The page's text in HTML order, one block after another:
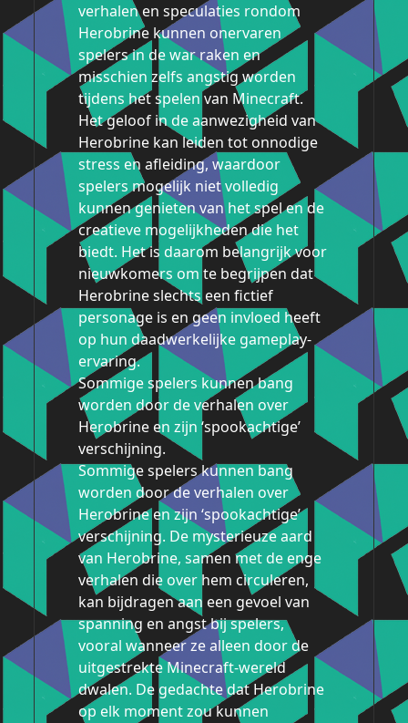
verhalen en speculaties rondom
Herobrine kunnen onervaren
spelers in de war raken en
misschien zelfs angstig worden
tijdens het spelen van Minecraft.
Het geloof in de aanwezigheid van
Herobrine kan leiden tot onnodige
stress en afleiding, waardoor
spelers mogelijk niet volledig
kunnen genieten van het spel en de
creatieve mogelijkheden die het
biedt. Het is daarom belangrijk voor
nieuwkomers om te begrijpen dat
Herobrine slechts een fictief
personage is en geen invloed heeft
op hun daadwerkelijke gameplay-
ervaring.
Sommige spelers kunnen bang
worden door de verhalen over
Herobrine en zijn ‘spookachtige’
verschijning.
Sommige spelers kunnen bang
worden door de verhalen over
Herobrine en zijn ‘spookachtige’
verschijning. De mysterieuze aard
van Herobrine, samen met de enge
verhalen die over hem circuleren,
kan bijdragen aan een gevoel van
spanning en angst bij spelers,
vooral wanneer ze alleen door de
uitgestrekte Minecraft-wereld
dwalen. De gedachte dat Herobrine
op elk moment zou kunnen